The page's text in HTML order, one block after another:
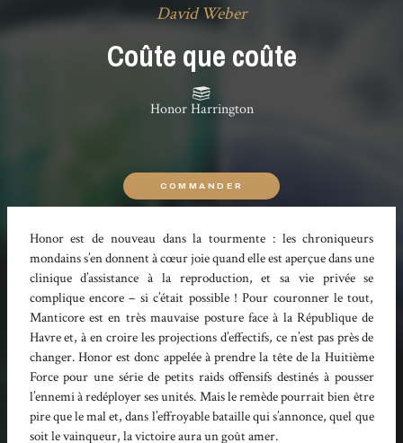
David Weber
Coûte que coûte
Honor Harrington
COMMANDER
Honor est de nouveau dans la tourmente : les chroniqueurs
mondains s’en donnent à cœur joie quand elle est aperçue dans une
clinique d’assistance à la reproduction, et sa vie privée se
complique encore – si c’était possible ! Pour couronner le tout,
Manticore est en très mauvaise posture face à la République de
Havre et, à en croire les projections d’effectifs, ce n’est pas près de
changer. Honor est donc appelée à prendre la tête de la Huitième
Force pour une série de petits raids offensifs destinés à pousser
l’ennemi à redéployer ses unités. Mais le remède pourrait bien être
pire que le mal et, dans l’effroyable bataille qui s’annonce, quel que
soit le vainqueur, la victoire aura un goût amer.